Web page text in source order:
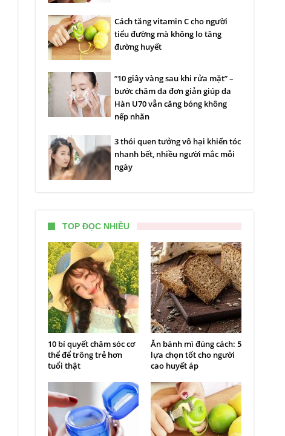
Cách tăng vitamin C cho người
tiểu đường mà không lo tăng
đường huyết
“10 giây vàng sau khi rửa mặt” –
bước chăm da đơn giản giúp da
Hàn U70 vẫn căng bóng không
nếp nhăn
3 thói quen tưởng vô hại khiến tóc
nhanh bết, nhiều người mắc mỗi
ngày
TOP ĐỌC NHIỀU
10 bí quyết chăm sóc cơ
thể để trông trẻ hơn
tuổi thật
Ăn bánh mì đúng cách: 5
lựa chọn tốt cho người
cao huyết áp